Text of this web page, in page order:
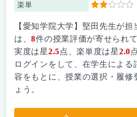
楽単 2
【愛知学院大学】堅田先生が
は、8件の授業評価が寄せられ
実度は星2.5点、楽単度は星2.0
ログインをして、在学生による
容をもとに、授業の選択・履修
ょう。